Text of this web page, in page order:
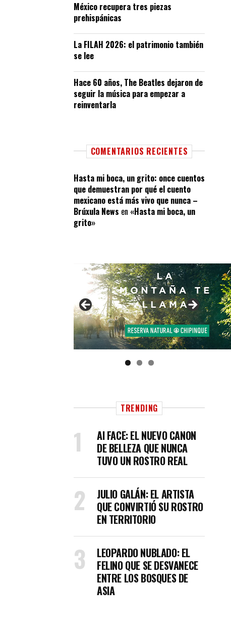
México recupera tres piezas
prehispánicas
La FILAH 2026: el patrimonio también
se lee
Hace 60 años, The Beatles dejaron de
seguir la música para empezar a
reinventarla
COMENTARIOS RECIENTES
Hasta mi boca, un grito: once cuentos
que demuestran por qué el cuento
mexicano está más vivo que nunca –
Brúxula News en «Hasta mi boca, un
grito»
TRENDING
AI FACE: EL NUEVO CANON
DE BELLEZA QUE NUNCA
TUVO UN ROSTRO REAL
JULIO GALÁN: EL ARTISTA
QUE CONVIRTIÓ SU ROSTRO
EN TERRITORIO
LEOPARDO NUBLADO: EL
FELINO QUE SE DESVANECE
ENTRE LOS BOSQUES DE
ASIA